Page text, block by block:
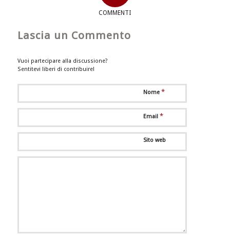
COMMENTI
Lascia un Commento
Vuoi partecipare alla discussione?
Sentitevi liberi di contribuire!
Nome *
Email *
Sito web